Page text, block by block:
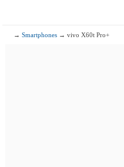
→Smartphones → vivo X60t Pro+